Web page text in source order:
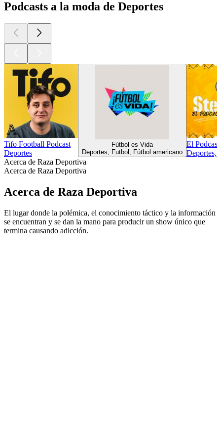
Podcasts a la moda de Deportes
Tifo Football Podcast
Deportes
Fútbol es Vida
Deportes, Futbol, Fútbol americano
El
Deportes,
Acerca de Raza Deportiva
Acerca de Raza Deportiva
Acerca de Raza Deportiva
El lugar donde la polémica, el conocimiento táctico y la información
se encuentran y se dan la mano para producir un show único que
termina causando adicción.